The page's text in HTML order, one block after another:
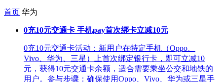
首页 华为
0充10元交通卡 手机pay首次绑卡立减10元
0充10元交通卡活动：新用户在特定手机（Oppo、
Vivo、华为、三星）上首次绑定银行卡，即可立减10
元，获得10元交通卡余额，适合需要乘坐公交和地铁的
用户。参与步骤：确保使用Oppo、Vivo、华为或三星手